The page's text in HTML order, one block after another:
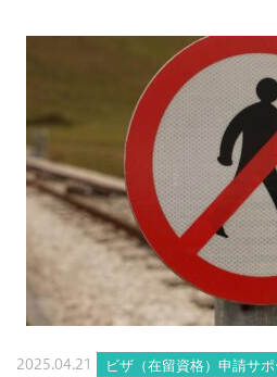
2025.04.21 ビザ（在留資格）申請サポ